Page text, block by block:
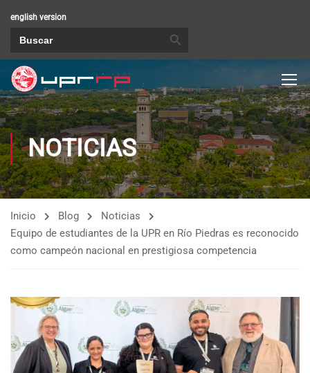
english version
NOTICIAS
Inicio Blog
Noticias
Equipo de estudiantes de la UPR en Río Piedras es reconocido
como campeón nacional en prestigiosa competencia